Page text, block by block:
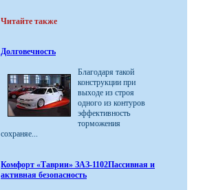
Читайте также
Долговечность
Благодаря такой
конструкции при
выходе из строя
одного из контуров
эффективность
торможения
сохраняе...
Комфорт «Таврии» ЗАЗ-1102Пассивная и
активная безопасность